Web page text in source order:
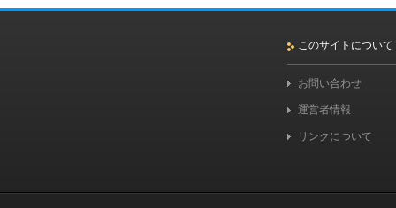
このサイトについて
お問い合わせ
運営者情報
リンクについて